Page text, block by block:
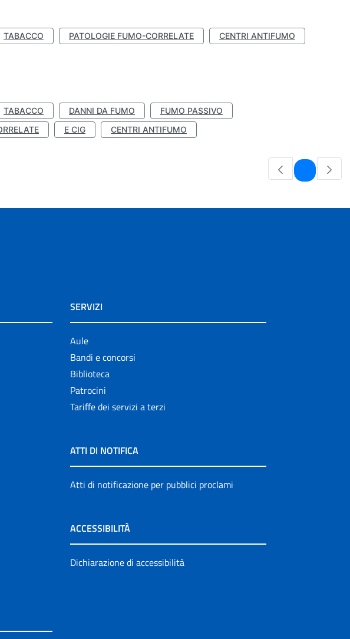
TABACCO PATOLOGIE FUMO-CORRELATE CENTRI ANTIFUMO
TABACCO DANNI DA FUMO
FUMO PASSIVO
E CIG CENTRI ANTIFUMO
Pagina
SERVIZI
Aule
Bandi e concorsi
Biblioteca
Patrocini
Tariffe dei servizi a terzi
ATTI DI NOTIFICA
Atti di notificazione per pubblici proclami
ACCESSIBILITÀ
Dichiarazione di accessibilità